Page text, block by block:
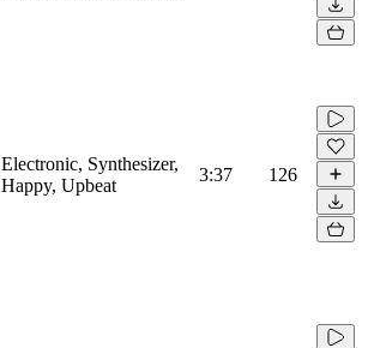
Electronic, Synthesizer,
Happy, Upbeat
3:37 126